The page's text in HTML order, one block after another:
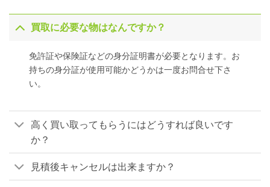
買取に必要な物はなんですか？
免許証や保険証などの身分証明書が必要となります。お
持ちの身分証が使用可能かどうかは一度お問合せ下さ
い。
高く買い取ってもらうにはどうすれば良いです
か？
見積後キャンセルは出来ますか？